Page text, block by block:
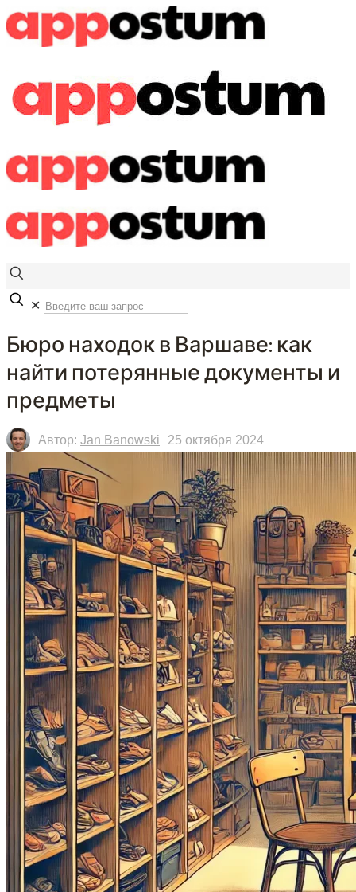
✕
Бюро находок в Варшаве: как
найти потерянные документы и
предметы
Автор: Jan Banowski 25 октября 2024